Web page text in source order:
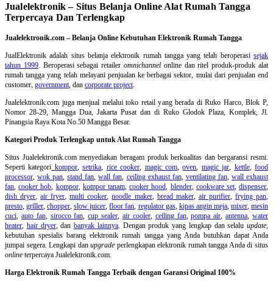
Jualelektronik – Situs Belanja Online Alat Rumah Tangga
Terpercaya Dan Terlengkap
Jualelektronik.com – Belanja Online Kebutuhan Elektronik Rumah Tangga
JualElektronik adalah situs belanja elektronik rumah tanggayang telah beroperasisejak
tahun 1999. Beroperasi sebagai retaileromnichannel online dan ritel produk-produk alat
rumah tangga yang telah melayani penjualan ke berbagai sektor, mulai dari penjualan end
customer, government, dan corporate project.
Jualelektronik.com juga menjual melalui toko retail yang berada di Ruko Harco, Blok P,
Nomor 28-29, Mangga Dua, Jakarta Pusat dan di Ruko Glodok Plaza, Komplek, Jl.
Pinangsia Raya Kota No.50 Mangga Besar.
Kategori Produk Terlengkap untuk Alat Rumah Tangga
Situs Jualelektronik.com menyediakan beragam produk berkualitas dan bergaransi resmi.
Seperti kategori kompor,setrika, rice cooker, magic com,oven, magic jar, kettle,food
processor,wok pan,stand fan,wall fan, ceiling exhaust fan, ventilating fan, wall exhaust
fan,cooker hob, kompor, kompor tanam,cooker hood, blender, cookware set,dispenser,
dish dryer,air fryer,multi cooker,noodle maker, bread maker, air purifier, frying pan,
presto,griller,chopper,slow juicer,floor fan, regulator gas, kipas angin meja, mixer,mesin
cuci, auto fan, sirocco fan,cup sealer,air cooler, ceiling fan,pompa air,antenna,water
heater, hair dryer, dan banyak lainnya. Dengan produk yang lengkap dan selalu update,
kebutuhan spesialis barang elektronik rumah tangga yang Anda butuhkan dapat Anda
jumpai segera. Lengkapi danupgrade perlengkapan elektronik rumah tangga Anda di situs
online terpercaya Jualelektronik.com.
Harga Elektronik Rumah Tangga Terbaik dengan Garansi Original 100%